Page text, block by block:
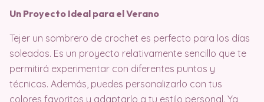
Un Proyecto Ideal para el Verano
Tejer un sombrero de crochet es perfecto para los días
soleados. Es un proyecto relativamente sencillo que te
permitirá experimentar con diferentes puntos y
técnicas. Además, puedes personalizarlo con tus
colores favoritos y adaptarlo a tu estilo personal. Ya